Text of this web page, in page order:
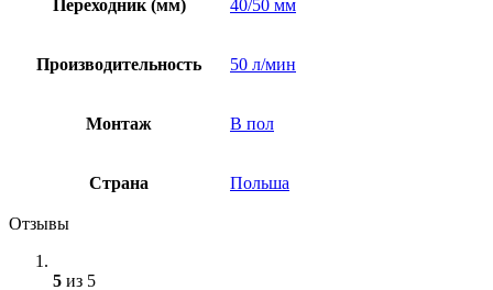
Переходник (мм) 40/50 мм
Производительность 50 л/мин
Монтаж В пол
Страна Польша
Отзывы
5 из 5